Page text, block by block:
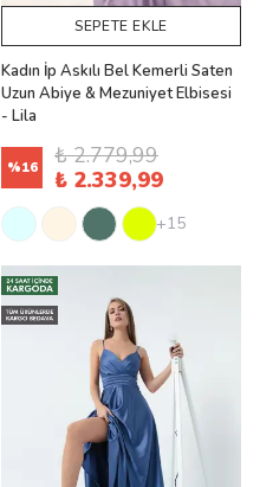
SEPETE EKLE
Kadın İp Askılı Bel Kemerli Saten
Uzun Abiye & Mezuniyet Elbisesi
- Lila
%16
₺ 2.779,99
₺ 2.339,99
+15